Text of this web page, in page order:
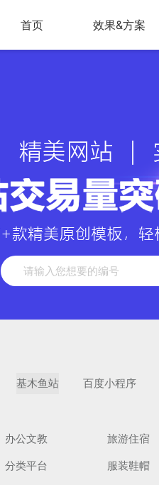
首页 效果&方案
基木鱼站 百度小程序
办公文教 旅游住宿
分类平台 服装鞋帽